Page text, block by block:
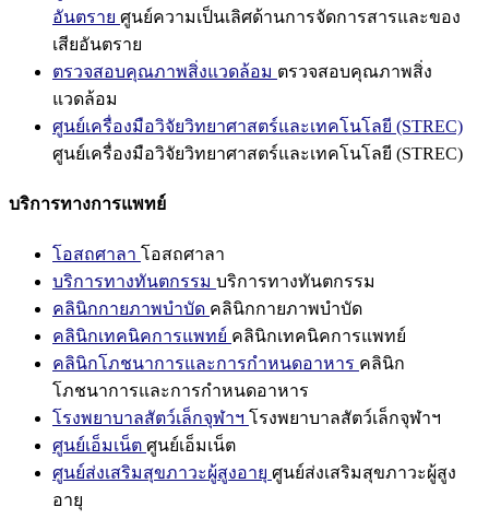
อันตราย ศูนย์ความเป็นเลิศด้านการจัดการสารและของ
เสียอันตราย
ตรวจสอบคุณภาพสิ่งแวดล้อม ตรวจสอบคุณภาพสิ่ง
แวดล้อม
ศูนย์เครื่องมือวิจัยวิทยาศาสตร์และเทคโนโลยี (STREC)
ศูนย์เครื่องมือวิจัยวิทยาศาสตร์และเทคโนโลยี (STREC)
บริการทางการแพทย์
โอสถศาลา โอสถศาลา
บริการทางทันตกรรม บริการทางทันตกรรม
คลินิกกายภาพบำบัด คลินิกกายภาพบำบัด
คลินิกเทคนิคการแพทย์ คลินิกเทคนิคการแพทย์
คลินิกโภชนาการและการกำหนดอาหาร คลินิก
โภชนาการและการกำหนดอาหาร
โรงพยาบาลสัตว์เล็กจุฬาฯ โรงพยาบาลสัตว์เล็กจุฬาฯ
ศูนย์เอ็มเน็ต ศูนย์เอ็มเน็ต
ศูนย์ส่งเสริมสุขภาวะผู้สูงอายุ ศูนย์ส่งเสริมสุขภาวะผู้สูง
อายุ